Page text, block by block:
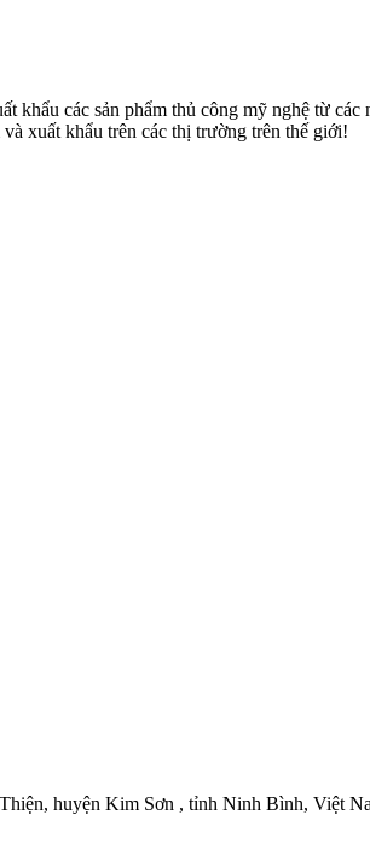
các sản phẩm thủ công mỹ nghệ từ
xuất khẩu trên các thị trường trên thế giới!
huyện Kim Sơn , tỉnh Ninh Bình, Việt